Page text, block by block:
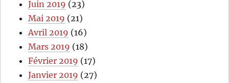
Juin 2019 (23)
Mai 2019 (21)
Avril 2019 (16)
Mars 2019 (18)
Février 2019 (17)
Janvier 2019 (27)